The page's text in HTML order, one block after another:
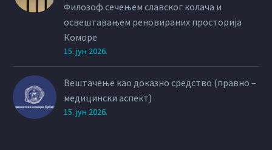
Филозоф сечењем славског колача и
освештавањем реновираних просторија
Коморе
15. јун 2026.
Вештачење као доказно средство (правно –
медицински аспект)
15. јун 2026.